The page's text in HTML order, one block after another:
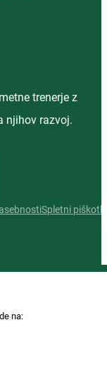
trenerje z
njihov razvoj.
Spletni piškotki
na: